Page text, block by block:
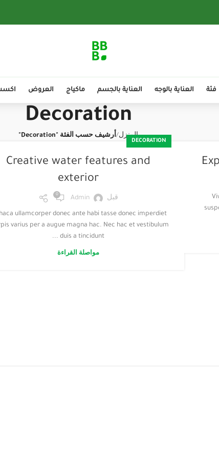
فئة العناية بالوجه العناية بالجسم ماكياج العروض
Decoration
المنزل أرشيف حسب الفئة "Decoration"
DECORATION
Creative water features and
exterior
قبل Admin
0
ullamcorper donec ante habi tasse donec imperdiet
varius per a augue magna hac. Nec hac et vestibulum
duis a tincidunt ...
مواصلة القراءة